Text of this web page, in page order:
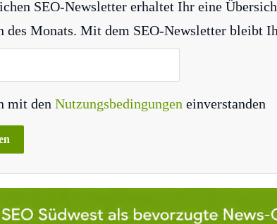
SEO-Newsletter erhaltet Ihr eine
des Monats. Mit dem SEO-Newsletter bleibt
mit den Nutzungsbedingungen einverstanden